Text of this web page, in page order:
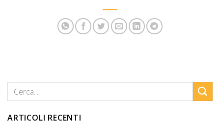
ARTICOLI RECENTI